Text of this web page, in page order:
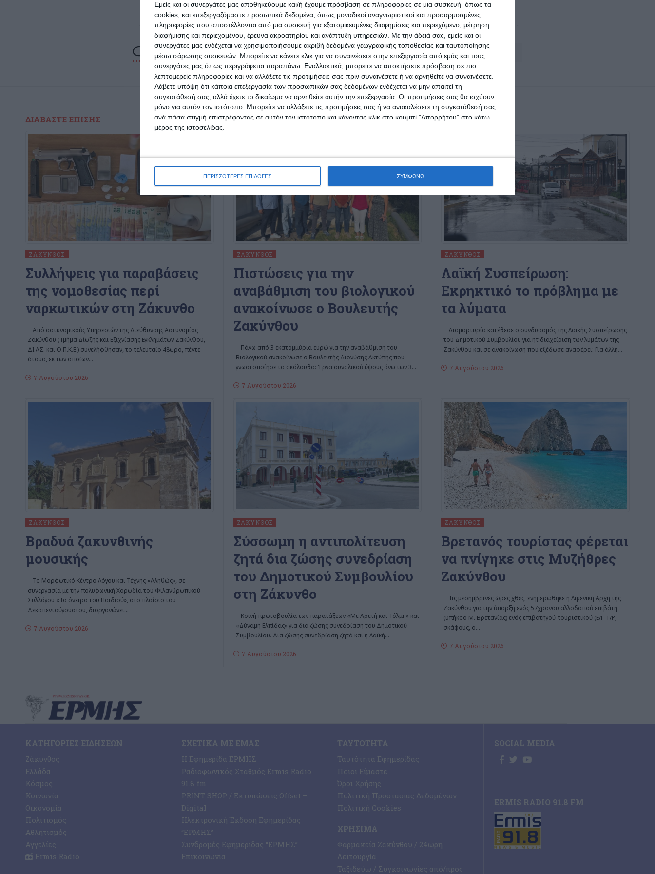
Εμείς και οι συνεργάτες μας αποθηκεύουμε και/ή έχουμε πρόσβαση σε πληροφορίες σε μια συσκευή, όπως τα
cookies, και επεξεργαζόμαστε προσωπικά δεδομένα, όπως μοναδικοί αναγνωριστικοί και προσαρμοσμένες
πληροφορίες που αποστέλλονται από μια συσκευή για εξατομικευμένες διαφημίσεις και περιεχόμενο, μέτρηση
διαφήμισης και περιεχομένου, έρευνα ακροατηρίου και ανάπτυξη υπηρεσιών. Με την άδειά σας, εμείς και οι
συνεργάτες μας ενδέχεται να χρησιμοποιήσουμε ακριβή δεδομένα γεωγραφικής τοποθεσίας και ταυτοποίησης
μέσω σάρωσης συσκευών. Μπορείτε να κάνετε κλικ για να συναινέσετε στην επεξεργασία από εμάς και τους
συνεργάτες μας όπως περιγράφεται παραπάνω. Εναλλακτικά, μπορείτε να αποκτήσετε πρόσβαση σε πιο
λεπτομερείς πληροφορίες και να αλλάξετε τις προτιμήσεις σας πριν συναινέσετε ή να αρνηθείτε να συναινέσετε.
Λάβετε υπόψη ότι κάποια επεξεργασία των προσωπικών σας δεδομένων ενδέχεται να μην απαιτεί τη
συγκατάθεσή σας, αλλά έχετε το δικαίωμα να αρνηθείτε αυτήν την επεξεργασία. Οι προτιμήσεις σας θα ισχύουν
μόνο για αυτόν τον ιστότοπο. Μπορείτε να αλλάξετε τις προτιμήσεις σας ή να ανακαλέσετε τη συγκατάθεσή σας
ανά πάσα στιγμή επιστρέφοντας σε αυτόν τον ιστότοπο και κάνοντας κλικ στο κουμπί "Απορρήτου" στο κάτω
μέρος της ιστοσελίδας.
ΠΕΡΙΣΣΟΤΕΡΕΣ ΕΠΙΛΟΓΕΣ ΣΥΜΦΩΝΩ
Αφήστε ένα σχόλιο
ΔΙΑΒΆΣΤΕ ΕΠΊΣΗΣ
ΖΆΚΥΝΘΟΣ
Συλλήψεις για παραβάσεις
της νομοθεσίας περί
ναρκωτικών στη Ζάκυνθο
Από αστυνομικούς Υπηρεσιών της Διεύθυνσης Αστυνομίας
Ζακύνθου (Τμήμα Δίωξης και Εξιχνίασης Εγκλημάτων Ζακύνθου,
ΔΙ.ΑΣ. και Ο.Π.Κ.Ε.) συνελήφθησαν, το τελευταίο 48ωρο, πέντε
άτομα, εκ των οποίων…
7 Αυγούστου 2026
ΖΆΚΥΝΘΟΣ
Πιστώσεις για την
αναβάθμιση του βιολογικού
ανακοίνωσε ο Βουλευτής
Ζακύνθου
Πάνω από 3 εκατομμύρια ευρώ για την αναβάθμιση του
Βιολογικού ανακοίνωσε ο Βουλευτής Διονύσης Ακτύπης που
γνωστοποίησε τα ακόλουθα: Έργα συνολικού ύψους άνω των 3…
7 Αυγούστου 2026
ΖΆΚΥΝΘΟΣ
Λαϊκή Συσπείρωση:
Εκρηκτικό το πρόβλημα με
τα λύματα
Διαμαρτυρία κατέθεσε ο συνδυασμός της Λαϊκής Συσπείρωσης
του Δημοτικού Συμβουλίου για ητ διαχείριση των λυμάτων της
Ζακύνθου και σε ανακοίνωση που εξέδωσε αναφέρει: Για άλλη…
7 Αυγούστου 2026
ΖΆΚΥΝΘΟΣ
Βραδυά ζακυνθινής
μουσικής
Το Μορφωτικό Κέντρο Λόγου και Τέχνης «Αληθώς», σε
συνεργασία με την πολυφωνική Χορωδία του Φιλανθρωπικού
Συλλόγου «Το όνειρο του Παιδιού», στο πλαίσιο του
Δεκαπενταύγουστου, διοργανώνει…
7 Αυγούστου 2026
ΖΆΚΥΝΘΟΣ
Σύσσωμη η αντιπολίτευση
ζητά δια ζώσης συνεδρίαση
του Δημοτικού Συμβουλίου
στη Ζάκυνθο
Κοινή πρωτοβουλία των παρατάξεων «Με Αρετή και Τόλμη» και
«Δύναμη Ελπίδας» για δια ζώσης συνεδρίαση του Δημοτικού
Συμβουλίου. Δια ζώσης συνεδρίαση ζητά και η Λαϊκή…
7 Αυγούστου 2026
ΖΆΚΥΝΘΟΣ
Bρετανός τουρίστας φέρεται
να πνίγηκε στις Μυζήθρες
Ζακύνθου
Τις μεσημβρινές ώρες χθες, ενημερώθηκε η Λιμενική Αρχή της
Ζακύνθου για την ύπαρξη ενός 57χρονου αλλοδαπού επιβάτη
(υπήκοο Μ. Βρετανίας) ενός επιβατηγού-τουριστικού (Ε/Γ-Τ/Ρ)
σκάφους, ο…
7 Αυγούστου 2026
ΚΑΤΗΓΟΡΊΕΣ ΕΙΔΉΣΕΩΝ
Ζάκυνθος
Ελλάδα
Κόσμος
Κοινωνία
Οικονομία
Πολιτισμός
Αθλητισμός
Αγγελίες
Ermis Radio
ΣΧΕΤΙΚΆ ΜΕ ΕΜΆΣ
Η Εφημερίδα ΕΡΜΗΣ
Ραδιοφωνικός Σταθμός Ermis Radio
91.8 fm
PRINT SHOP / Εκτυπώσεις Offset –
Digital
Ηλεκτρονική Έκδοση Εφημερίδας
“ΕΡΜΗΣ”
Συνδρομές Εφημερίδας “ΕΡΜΗΣ”
Επικοινωνία
ΤΑΥΤΌΤΗΤΑ
Ταυτότητα Εφημερίδας
Ποιοι Είμαστε
Όροι Χρήσης
Πολιτική Προστασίας Δεδομένων
Πολιτική Cookies
ΧΡΉΣΙΜΑ
Φαρμακεία Ζακύνθου / 24ωρη
Λειτουργία
Ταξιδεύω / Συγκοινωνίες από/προς
SOCIAL MEDIA
ERMIS RADIO 91.8 FM